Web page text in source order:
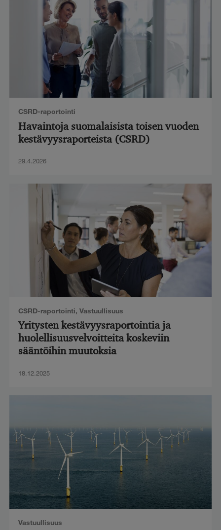
CSRD-raportointi
Havaintoja suomalaisista toisen vuoden
kestävyysraporteista (CSRD)
29.4.2026
CSRD-raportointi, Vastuullisuus
Yritysten kestävyysraportointia ja
huolellisuusvelvoitteita koskeviin
sääntöihin muutoksia
18.12.2025
Vastuullisuus